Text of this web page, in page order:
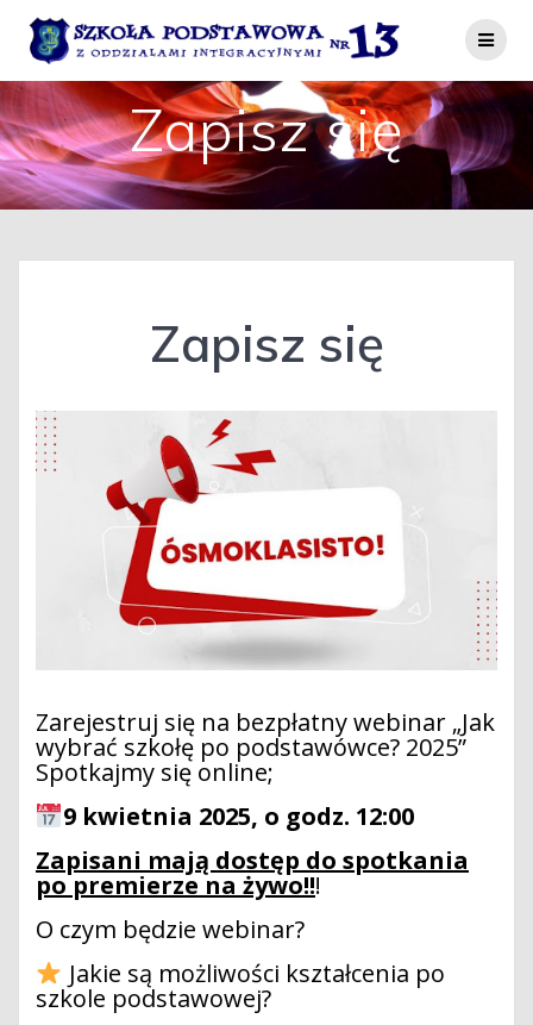
do
treści
Zapisz się
Zapisz się
Zarejestruj się na bezpłatny webinar „Jak
wybrać szkołę po podstawówce? 2025”
Spotkajmy się online;
9 kwietnia 2025, o godz. 12:00
Zapisani mają dostęp do spotkania
po premierze na żywo!!!
O czym będzie webinar?
Jakie są możliwości kształcenia po
szkole podstawowej?